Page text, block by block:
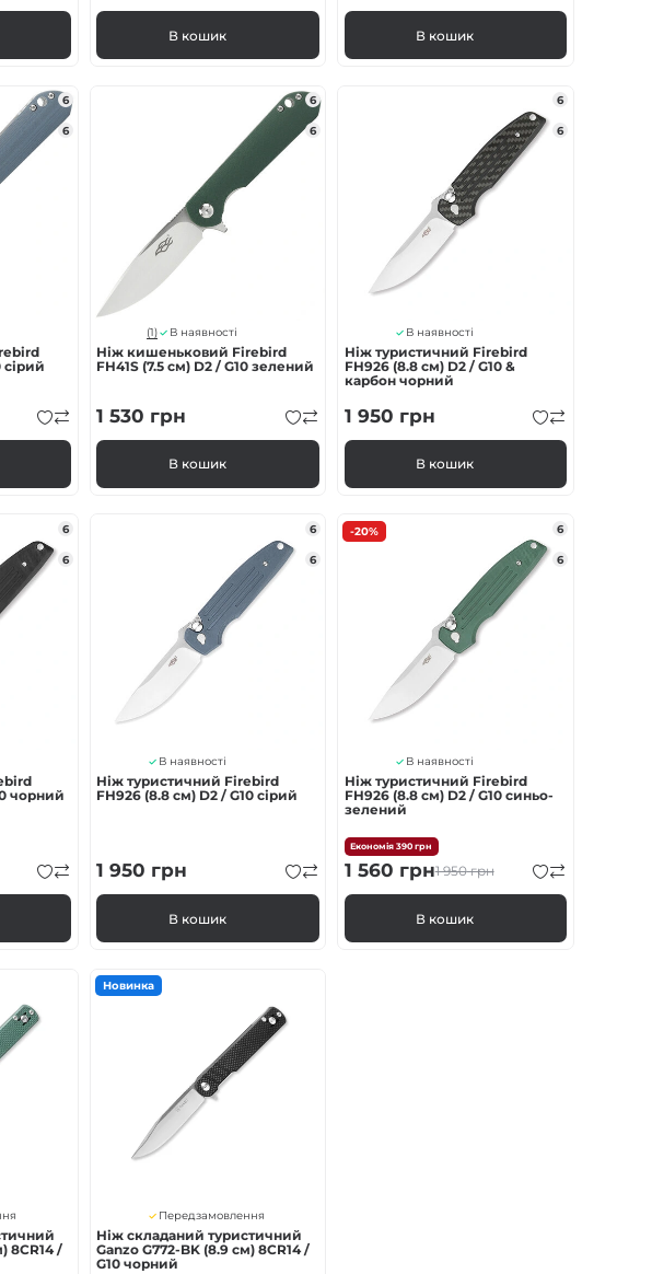
В кошик В кошик
6
6
сірий
6
6
(1) В наявності
Ніж кишеньковий Firebird
FH41S (7.5 см) D2 / G10 зелений
1 530 грн
В кошик
6
6
В наявності
Ніж туристичний Firebird
FH926 (8.8 см) D2 / G10 &
карбон чорний
1 950 грн
В кошик
6
6
чорний
6
6
В наявності
Ніж туристичний Firebird
FH926 (8.8 см) D2 / G10 сірий
1 950 грн
В кошик
-20% 6
6
В наявності
Ніж туристичний Firebird
FH926 (8.8 см) D2 / G10 синьо-
зелений
Економія390 грн
1 950грн
1 560 грн
В кошик
8CR14 /
Новинка
Передзамовлення
Ніж складаний туристичний
Ganzo G772-BK (8.9 см) 8CR14 /
G10 чорний